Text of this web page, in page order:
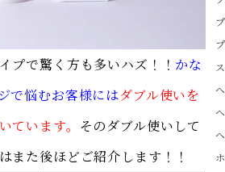
プで驚く方も多いハズ！！ かな
で悩むお客様にはダブル使いを
ています。 そのダブル使いして
また後ほどご紹介します！！